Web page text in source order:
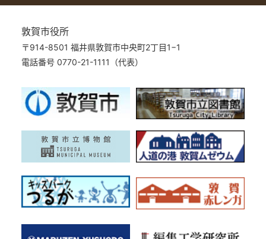
敦賀市役所
〒914-8501 福井県敦賀市中央町2丁目1−1
電話番号 0770-21-1111（代表）